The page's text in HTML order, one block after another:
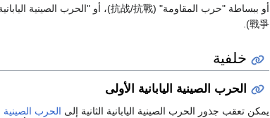
戰爭).
خلفية
الحرب الصينية اليابانية الأولى
يمكن تعقب جذور الحرب الصينية اليابانية الثانية إلى الحرب الصينية